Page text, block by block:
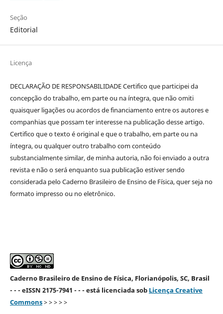
Seção
Editorial
Licença
DECLARAÇÃO DE RESPONSABILIDADE Certifico que participei da
concepção do trabalho, em parte ou na íntegra, que não omiti
quaisquer ligações ou acordos de financiamento entre os autores e
companhias que possam ter interesse na publicação desse artigo.
Certifico que o texto é original e que o trabalho, em parte ou na
íntegra, ou qualquer outro trabalho com conteúdo
substancialmente similar, de minha autoria, não foi enviado a outra
revista e não o será enquanto sua publicação estiver sendo
considerada pelo Caderno Brasileiro de Ensino de Física, quer seja no
formato impresso ou no eletrônico.
Caderno Brasileiro de Ensino de Física, Florianópolis, SC, Brasil
- - - eISSN 2175-7941 - - - está licenciada sob Licença Creative
Commons> > > > >